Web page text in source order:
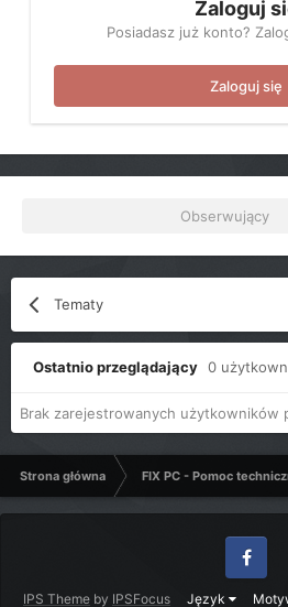
Zaloguj
Posiadasz już konto?
Zaloguj się
Obserwujący
Tematy
Ostatnio przeglądający 0
Brak zarejestrowanych użytkowników
Strona główna FIX PC - Pomoc
IPS Theme by IPSFocus Język
Facebook